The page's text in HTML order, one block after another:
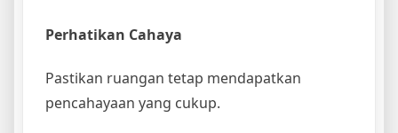
Perhatikan Cahaya
Pastikan ruangan tetap mendapatkan
pencahayaan yang cukup.